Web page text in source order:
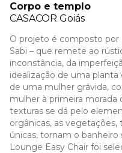
Corpo e templo
CASACOR Goiás
O projeto é composto por
Sabi – que remete ao
inconstância, da
idealização de uma
de uma mulher grávida,
mulher à primeira
texturas se dá pelo
orgânicas, as vegetações,
únicas, tornam o banheiro
Lounge Easy Chair foi